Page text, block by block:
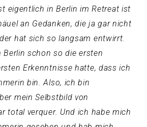
eigentlich in Berlin im Retreat ist
an Gedanken, die ja gar nicht
hat sich so langsam entwirrt.
Berlin schon so die ersten
Erkenntnisse hatte, dass ich
bin. Also, ich bin
mein Selbstbild von
total verquer. Und ich habe mich